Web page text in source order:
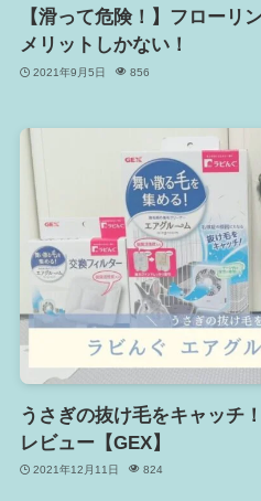
【滑って危険！】フローリ
メリットしかない！
2021年9月5日 856
うさぎの抜け毛をキャッチ
レビュー【GEX】
2021年12月11日 824